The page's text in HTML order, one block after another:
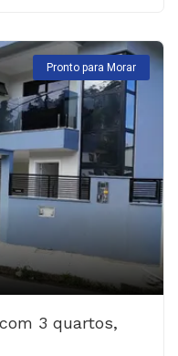
Pronto para Morar
3 quartos,